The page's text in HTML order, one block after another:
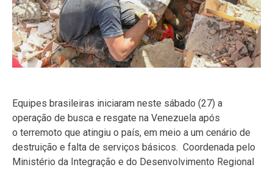
Equipes brasileiras iniciaram neste sábado (27) a
operação de busca e resgate na Venezuela após
o terremoto que atingiu o país, em meio a um cenário de
destruição e falta de serviços básicos. Coordenada pelo
Ministério da Integração e do Desenvolvimento Regional